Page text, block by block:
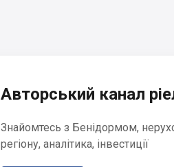
Авторський канал
Знайомтесь з Бенідормом,
регіону, аналітика, інвестиції